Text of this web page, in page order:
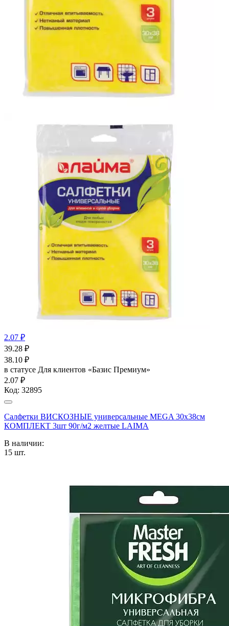
2.07 ₽
39.28 ₽
38.10 ₽
в статусе Для клиентов «Базис Премиум»
2.07 ₽
Код: 32895
Салфетки ВИСКОЗНЫЕ универсальные MEGA 30х38см
КОМПЛЕКТ 3шт 90г/м2 желтые LAIMA
В наличии:
15 шт.